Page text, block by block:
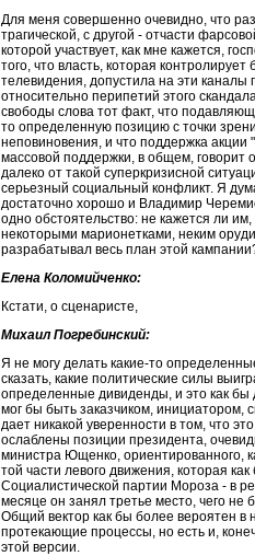
Для меня совершенно очевидно, что
трагической, с другой - отчасти
которой участвует, как мне кажется,
того, что власть, которая
телевидения, допустила на эти
относительно перипетий этого
свободы слова тот факт, что
то определенную позицию с точки
неповиновения, и что поддержка акции
массовой поддержки, в общем, говорит
далеко от такой суперкризисной
серьезный социальный конфликт. Я
достаточно хорошо и Владимир
одно обстоятельство: не кажется ли
некоторыми марионетками, неким
разрабатывал весь план этой
Елена Коломийченко:
Кстати, о сценаристе,
Михаил Погребинский:
Я не могу делать какие-то
сказать, какие политические силы
определенные дивиденды, и это как
мог бы быть заказчиком, инициатором,
дает никакой уверенности в том, что
ослаблены позиции президента,
министра Ющенко, ориентированного,
той части левого движения, которая
Социалистической партии Мороза - в
месяце он занял третье место, чего не
Общий вектор как бы более вероятен в
протекающие процессы, но есть и,
этой версии.